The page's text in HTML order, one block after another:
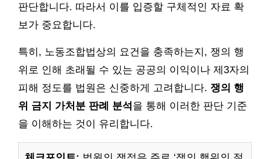
판단합니다. 따라서 이를 입증할 구체적인 자료 확
보가 중요합니다.
특히, 노동조합법상의 요건을 충족하는지, 쟁의 행
위로 인해 초래될 수 있는 공공의 이익이나 제3자의
피해 정도를 법원은 신중하게 고려합니다. 쟁의 행
위 금지 가처분 판례 분석을 통해 이러한 판단 기준
을 이해하는 것이 유리합니다.